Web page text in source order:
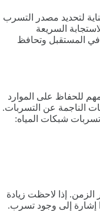
لتحديد مصدر التسرب
السريعة
في المستقبل وتحافظ
للحفاظ على الموارد
الناجمة عن التسربات.
شبكات المياه:
الزمن. إذا لاحظت زيادة
إشارة إلى وجود تسرب.